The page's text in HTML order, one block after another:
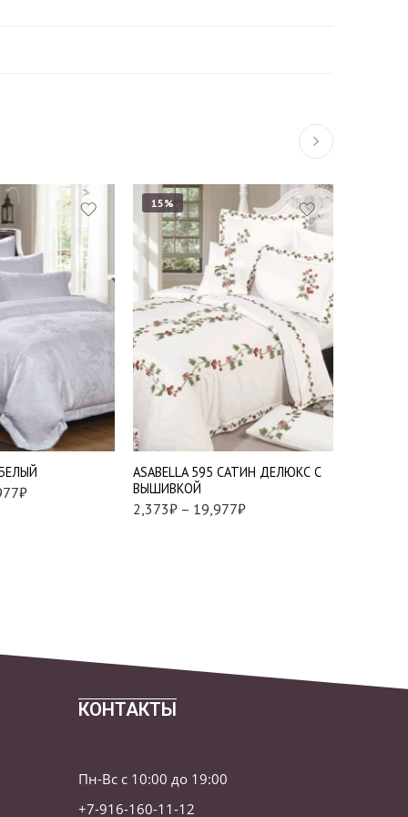
₽
см -
см -
15%
АSABELLA 595 САТИН ДЕЛЮКС С
ВЫШИВКОЙ
2,373₽ – 19,977₽
Евро
Наволочки 50*70 см -
2 шт
Наволочки 70*70 см -
КОНТАКТЫ
Пн-Вс с 10:00 до 19:00
+7-916-160-11-12